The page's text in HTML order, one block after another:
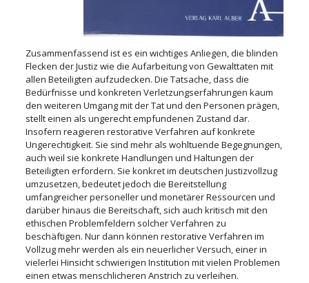
Zusammenfassend ist es ein wichtiges Anliegen, die blinden
Flecken der Justiz wie die Aufarbeitung von Gewalttaten mit
allen Beteiligten aufzudecken. Die Tatsache, dass die
Bedürfnisse und konkreten Verletzungserfahrungen kaum
den weiteren Umgang mit der Tat und den Personen prägen,
stellt einen als ungerecht empfundenen Zustand dar.
Insofern reagieren restorative Verfahren auf konkrete
Ungerechtigkeit. Sie sind mehr als wohltuende Begegnungen,
auch weil sie konkrete Handlungen und Haltungen der
Beteiligten erfordern. Sie konkret im deutschen Justizvollzug
umzusetzen, bedeutet jedoch die Bereitstellung
umfangreicher personeller und monetärer Ressourcen und
darüber hinaus die Bereitschaft, sich auch kritisch mit den
ethischen Problemfeldern solcher Verfahren zu
beschäftigen. Nur dann können restorative Verfahren im
Vollzug mehr werden als ein neuerlicher Versuch, einer in
vielerlei Hinsicht schwierigen Institution mit vielen Problemen
einen etwas menschlicheren Anstrich zu verleihen.